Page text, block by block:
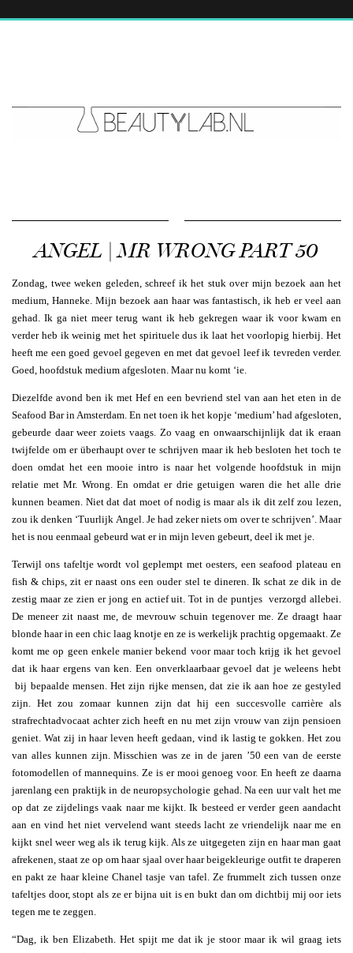
ANGEL | MR WRONG PART 50
Zondag, twee weken geleden, schreef ik het stuk over mijn bezoek aan het
medium, Hanneke. Mijn bezoek aan haar was fantastisch, ik heb er veel aan
gehad. Ik ga niet meer terug want ik heb gekregen waar ik voor kwam en
verder heb ik weinig met het spirituele dus ik laat het voorlopig hierbij. Het
heeft me een goed gevoel gegeven en met dat gevoel leef ik tevreden verder.
Goed, hoofdstuk medium afgesloten. Maar nu komt ‘ie.
Diezelfde avond ben ik met Hef en een bevriend stel van aan het eten in de
Seafood Bar in Amsterdam. En net toen ik het kopje ‘medium’ had afgesloten,
gebeurde daar weer zoiets vaags. Zo vaag en onwaarschijnlijk dat ik eraan
twijfelde om er überhaupt over te schrijven maar ik heb besloten het toch te
doen omdat het een mooie intro is naar het volgende hoofdstuk in mijn
relatie met Mr. Wrong. En omdat er drie getuigen waren die het alle drie
kunnen beamen. Niet dat dat moet of nodig is maar als ik dit zelf zou lezen,
zou ik denken ‘Tuurlijk Angel. Je had zeker niets om over te schrijven’. Maar
het is nou eenmaal gebeurd wat er in mijn leven gebeurt, deel ik met je.
Terwijl ons tafeltje wordt vol geplempt met oesters, een seafood plateau en
fish & chips, zit er naast ons een ouder stel te dineren. Ik schat ze dik in de
zestig maar ze zien er jong en actief uit. Tot in de puntjes verzorgd allebei.
De meneer zit naast me, de mevrouw schuin tegenover me. Ze draagt haar
blonde haar in een chic laag knotje en ze is werkelijk prachtig opgemaakt. Ze
komt me op geen enkele manier bekend voor maar toch krijg ik het gevoel
dat ik haar ergens van ken. Een onverklaarbaar gevoel dat je weleens hebt
bij bepaalde mensen. Het zijn rijke mensen, dat zie ik aan hoe ze gestyled
zijn. Het zou zomaar kunnen zijn dat hij een succesvolle carrière als
strafrechtadvocaat achter zich heeft en nu met zijn vrouw van zijn pensioen
geniet. Wat zij in haar leven heeft gedaan, vind ik lastig te gokken. Het zou
van alles kunnen zijn. Misschien was ze in de jaren ’50 een van de eerste
fotomodellen of mannequins. Ze is er mooi genoeg voor. En heeft ze daarna
jarenlang een praktijk in de neuropsychologie gehad. Na een uur valt het me
op dat ze zijdelings vaak naar me kijkt. Ik besteed er verder geen aandacht
aan en vind het niet vervelend want steeds lacht ze vriendelijk naar me en
kijkt snel weer weg als ik terug kijk. Als ze uitgegeten zijn en haar man gaat
afrekenen, staat ze op om haar sjaal over haar beigekleurige outfit te draperen
en pakt ze haar kleine Chanel tasje van tafel. Ze frummelt zich tussen onze
tafeltjes door, stopt als ze er bijna uit is en bukt dan om dichtbij mij oor iets
tegen me te zeggen.
“Dag, ik ben Elizabeth. Het spijt me dat ik je stoor maar ik wil graag iets